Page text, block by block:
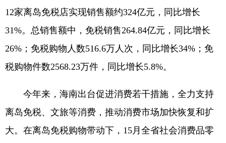
12家离岛免税店实现销售额约324亿元，同比增长
31%。总销售额中，免税销售264.84亿元，同比增长
26%；免税购物人数516.6万人次，同比增长34%；免
税购物件数2568.23万件，同比增长5.8%。
今年来，海南出台促进消费若干措施，全力支持
离岛免税、文旅等消费，推动消费市场加快恢复和扩
大。在离岛免税购物带动下，15月全省社会消费品零